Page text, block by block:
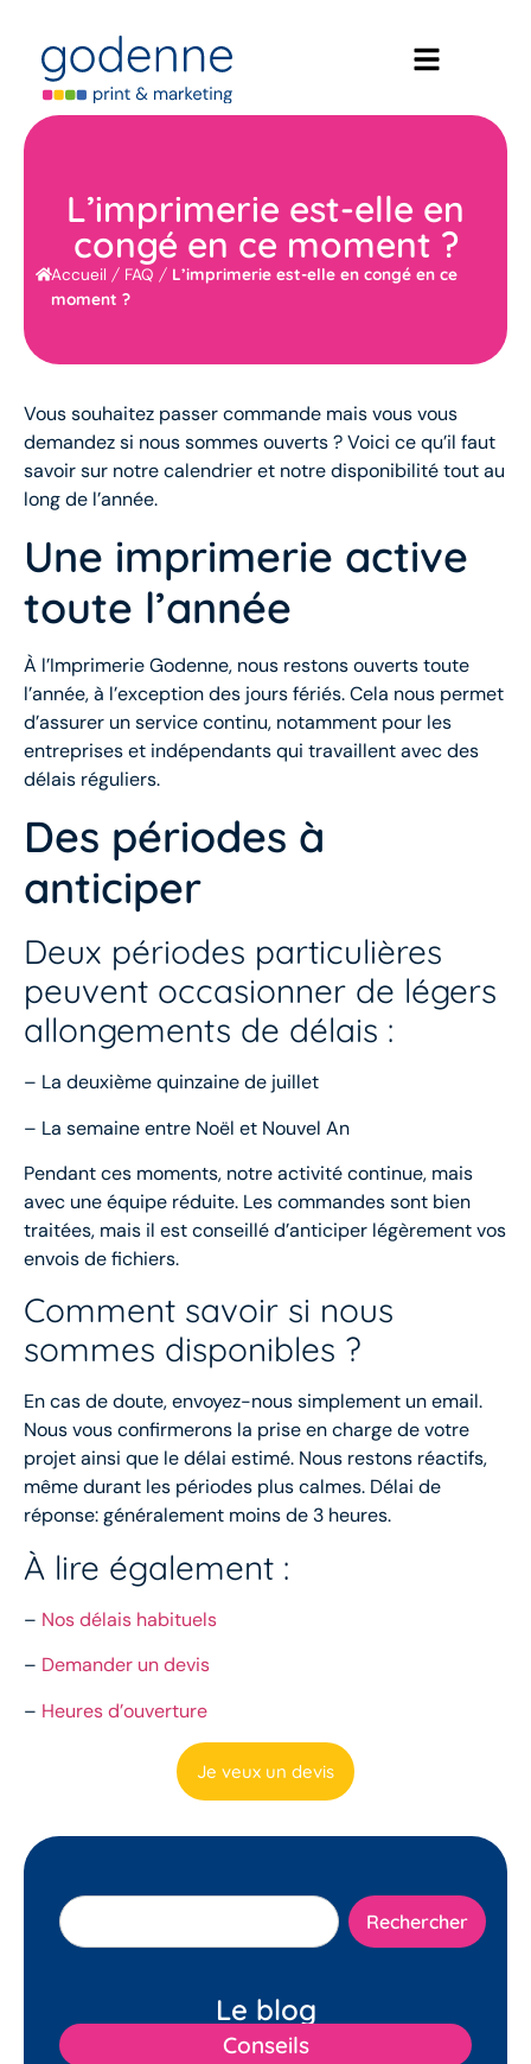
L’imprimerie est-elle en
congé en ce moment ?
Accueil / FAQ / L’imprimerie est-elle en congé en ce
moment ?
Vous souhaitez passer commande mais vous vous
demandez si nous sommes ouverts ? Voici ce qu’il faut
savoir sur notre calendrier et notre disponibilité tout au
long de l’année.
Une imprimerie active
toute l’année
À l’Imprimerie Godenne, nous restons ouverts toute
l’année, à l’exception des jours fériés. Cela nous permet
d’assurer un service continu, notamment pour les
entreprises et indépendants qui travaillent avec des
délais réguliers.
Des périodes à
anticiper
Deux périodes particulières
peuvent occasionner de légers
allongements de délais :
– La deuxième quinzaine de juillet
– La semaine entre Noël et Nouvel An
Pendant ces moments, notre activité continue, mais
avec une équipe réduite. Les commandes sont bien
traitées, mais il est conseillé d’anticiper légèrement vos
envois de fichiers.
Comment savoir si nous
sommes disponibles ?
En cas de doute, envoyez-nous simplement un email.
Nous vous confirmerons la prise en charge de votre
projet ainsi que le délai estimé. Nous restons réactifs,
même durant les périodes plus calmes. Délai de
réponse: généralement moins de 3 heures.
À lire également :
– Nos délais habituels
– Demander un devis
– Heures d’ouverture
Je veux un devis
Rechercher
Le blog
Conseils